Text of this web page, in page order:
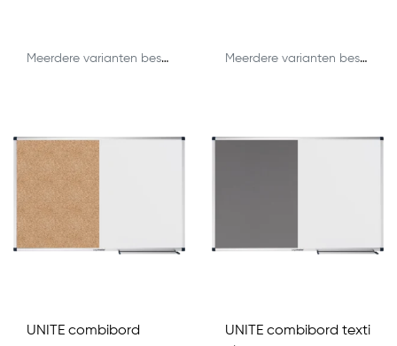
Meerdere varianten beschikbaar Meerdere varianten beschikbaar
UNITE combibord
UNITE combibord texti